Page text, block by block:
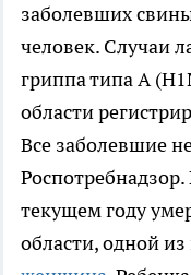
заболевших
человек. Случаи
гриппа типа А
области
Все заболевшие
Роспотребнадзор.
текущем году
области, одной